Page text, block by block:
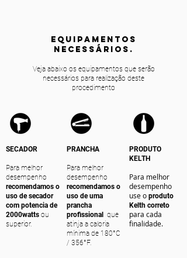
equipamentos
NECESSÁRIOS.
Veja abaixo os equipamentos que serão
necessários para realização deste
procedimento
SECADOR
Para melhor
desempenho
recomendamos o
uso de secador
com potencia de
2000watts ou
superior.
PRANCHA
Para melhor
desempenho
recomendamos o
uso de uma
prancha
profissional que
atinja a caloria
mínima de 180°C
/ 356°F.
PRODUTO
KELTH
Para melhor
desempenho
use o produto
Kelth correto
para cada
finalidade.